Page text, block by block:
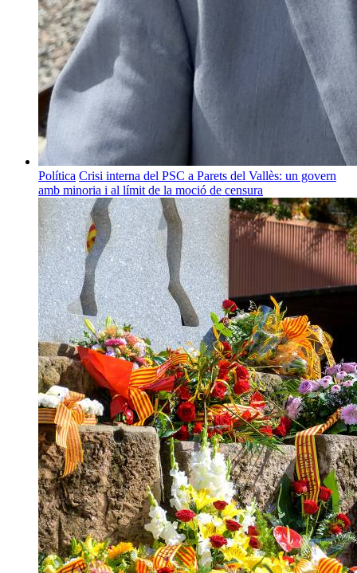
Política Crisi interna del PSC a Parets del Vallès: un govern
amb minoria i al límit de la moció de censura